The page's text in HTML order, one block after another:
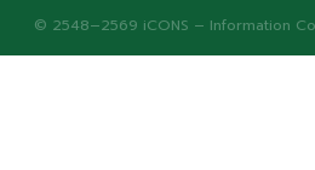
© 2548–2569 iCONS – Information